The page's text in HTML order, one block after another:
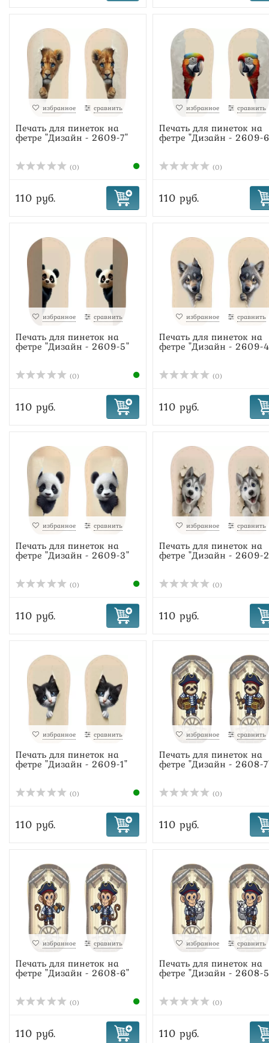
избранное сравнить
Печать для пинеток на
фетре "Дизайн - 2609-7"
(0)
110 руб.
избранное сравнить
Печать для пинеток на
фетре "Дизайн - 2609-
(0)
110 руб.
избранное сравнить
Печать для пинеток на
фетре "Дизайн - 2609-5"
(0)
110 руб.
избранное сравнить
Печать для пинеток на
фетре "Дизайн - 2609-
(0)
110 руб.
избранное сравнить
Печать для пинеток на
фетре "Дизайн - 2609-3"
(0)
110 руб.
избранное сравнить
Печать для пинеток на
фетре "Дизайн - 2609-
(0)
110 руб.
избранное сравнить
Печать для пинеток на
фетре "Дизайн - 2609-1"
(0)
110 руб.
избранное сравнить
Печать для пинеток на
фетре "Дизайн - 2608-
(0)
110 руб.
избранное сравнить
Печать для пинеток на
фетре "Дизайн - 2608-6"
(0)
110 руб.
избранное сравнить
Печать для пинеток на
фетре "Дизайн - 2608-
(0)
110 руб.